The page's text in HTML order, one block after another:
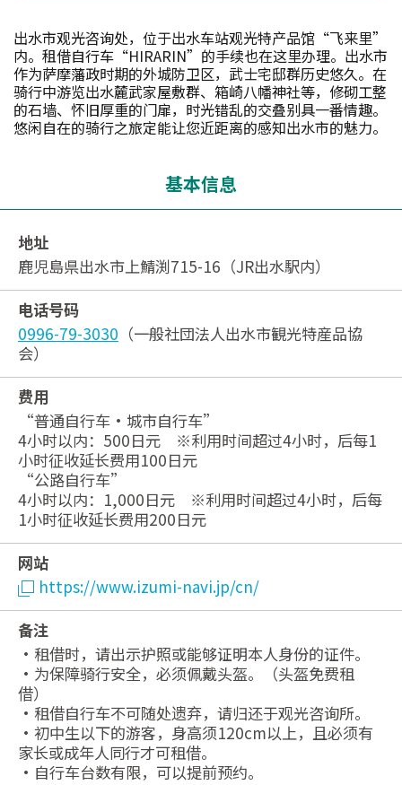
出水市观光咨询处，位于出水车站观光特产品馆“飞来里”
内。租借自行车“HIRARIN”的手续也在这里办理。出水市
作为萨摩藩政时期的外城防卫区，武士宅邸群历史悠久。在
骑行中游览出水麓武家屋敷群、箱崎八幡神社等，修砌工整
的石墙、怀旧厚重的门扉，时光错乱的交叠别具一番情趣。
悠闲自在的骑行之旅定能让您近距离的感知出水市的魅力。
基本信息
地址
鹿児島県出水市上鯖渕715-16（JR出水駅内）
电话号码
0996-79-3030 （一般社団法人出水市観光特産品協
会）
费用
“普通自行车・城市自行车”
4小时以内：500日元 ※利用时间超过4小时，后每1
小时征收延长费用100日元
“公路自行车”
4小时以内：1,000日元 ※利用时间超过4小时，后每
1小时征收延长费用200日元
网站
https://www.izumi-navi.jp/cn/
备注
・租借时，请出示护照或能够证明本人身份的证件。
・为保障骑行安全，必须佩戴头盔。（头盔免费租
借）
・租借自行车不可随处遗弃，请归还于观光咨询所。
・初中生以下的游客，身高须120cm以上，且必须有
家长或成年人同行才可租借。
・自行车台数有限，可以提前预约。